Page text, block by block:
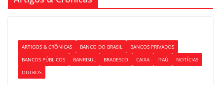
ARTIGOS & CRÔNICAS BANCO DO BRASIL
BANCOS PRIVADOS
BANCOS PÚBLICOS
BANRISUL BRADESCO CAIXA ITAÚ
NOTÍCIAS
OUTROS